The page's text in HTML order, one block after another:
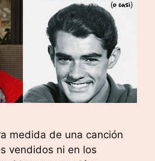
medida de una canción
vendidos ni en los